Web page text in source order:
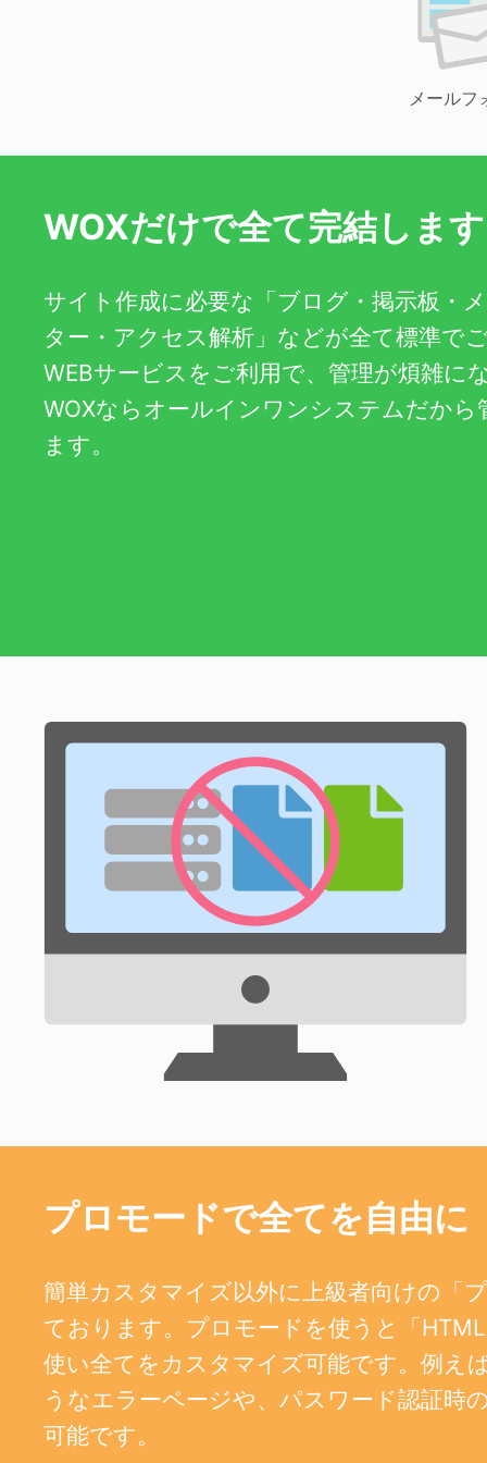
メールフ
WOXだけで全て完結します
サイト作成に必要な「ブログ・掲示板・
ター・アクセス解析」などが全て標準で
WEBサービスをご利用で、管理が煩雑に
WOXならオールインワンシステムだか
ます。
プロモードで全てを自由に
簡単カスタマイズ以外に上級者向けの「
ております。プロモードを使うと「
使い全てをカスタマイズ可能です。例え
うなエラーページや、パスワード認証時
可能です。